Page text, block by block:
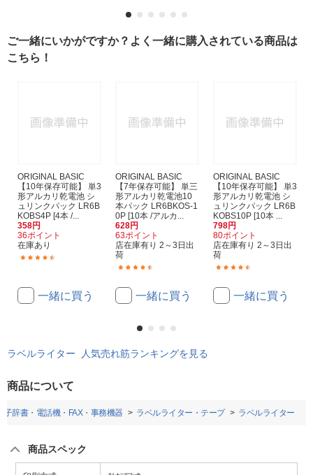
ご一緒にいかがですか？よく一緒に購入されている商品は
こちら！
ORIGINAL BASIC
【10年保存可能】 単3
形アルカリ乾電池 シ
ュリンクパック LR6B
KOBS4P [4本 /...
358円
36ポイント
在庫あり
一緒に買う
ORIGINAL BASIC
【7年保存可能】 単三
形アルカリ乾電池10
本パック LR6BKOS-1
0P [10本 /アルカ...
628円
63ポイント
店在庫有り 2～3日出
荷
一緒に買う
ORIGINAL BASIC
【10年保存可能】 単3
形アルカリ乾電池 シ
ュリンクパック LR6B
KOBS10P [10本 ...
798円
80ポイント
店在庫有り 2～3日出
荷
一緒に買う
ラベルライター 人気売れ筋ランキングを見る
商品について
子辞書・電話機・FAX・事務機器 ラベルライター・テープ ラベルライター
商品スペック